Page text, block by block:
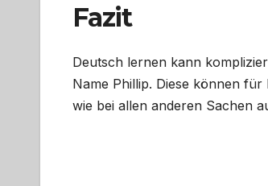
Fazit
Deutsch lernen kann
Name Phillip. Diese können
wie bei allen anderen Sachen